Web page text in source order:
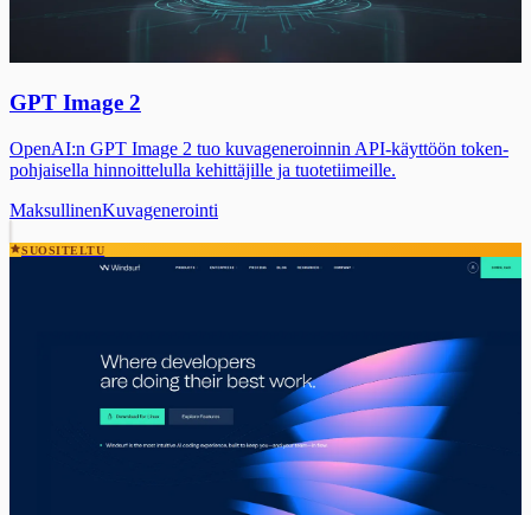
GPT Image 2
OpenAI:n GPT Image 2 tuo kuvageneroinnin API-käyttöön token-
pohjaisella hinnoittelulla kehittäjille ja tuotetiimeille.
MaksullinenKuvagenerointi
SUOSITELTU